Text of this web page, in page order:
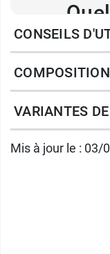
1
Ce
CONSEILS
COMPOSITION
VARIANTES
Mis à jour le : 03/